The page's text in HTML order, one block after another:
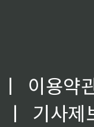
ㅣ
이용약
ㅣ
기사제